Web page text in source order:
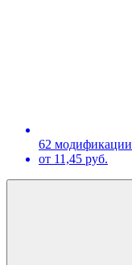
62 модификации
от 11,45 руб.